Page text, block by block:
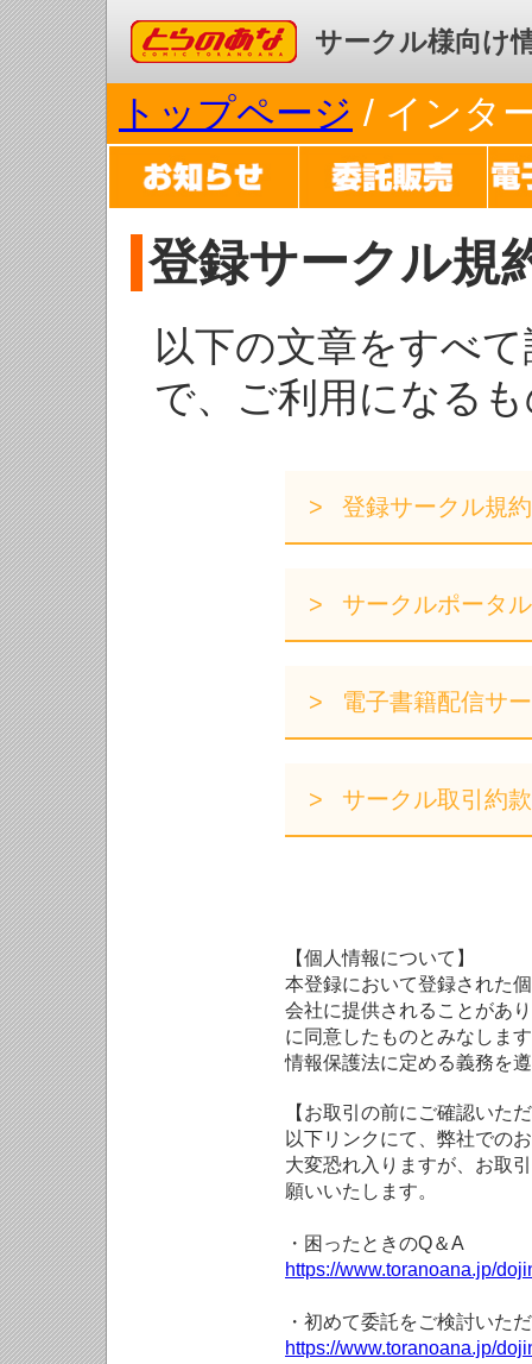
コミックとらのあな サークル様向け
トップページ / インタ
登録サークル規
以下の文章をすべ
で、ご利用になる
登録サークル規約
サークルポータ
電子書籍配信サ
サークル取引約款
【個人情報について】
本登録において登録された
会社に提供されることがあ
に同意したものとみなしま
情報保護法に定める義務を
【お取引の前にご確認いた
以下リンクにて、弊社での
大変恐れ入りますが、お取
願いいたします。
・困ったときのQ＆A
https://www.toranoana.jp/
・初めて委託をご検討いた
https://www.toranoana.jp/